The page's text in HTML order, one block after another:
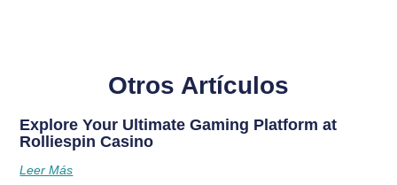
Otros Artículos
Explore Your Ultimate Gaming Platform at
Rolliespin Casino
Leer Más